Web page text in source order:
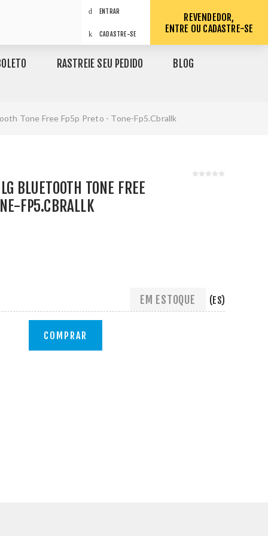
ENTRAR
CADASTRE-SE
REVENDEDOR,
ENTRE OU CADASTRE-SE
RASTREIE SEU PEDIDO BLOG
Tone Free Fp5p Preto - Tone-Fp5.Cbrallk
BLUETOOTH TONE FREE
FP5.CBRALLK
EM ESTOQUE (ES)
COMPRAR